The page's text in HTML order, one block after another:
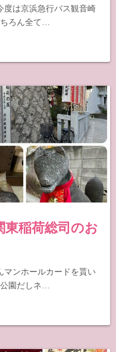
度は京浜急行バス観音崎
ちろん全て…
東稲荷総司のお
マンホールカードを貰い
公園だしネ…